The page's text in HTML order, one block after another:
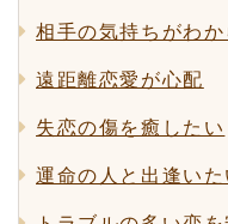
相手の気持ちがわ
遠距離恋愛が心配
失恋の傷を癒したい
運命の人と出逢いた